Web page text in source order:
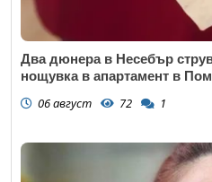
Два дюнера в Несебър
нощувка в апартамент в
06 август 72 1